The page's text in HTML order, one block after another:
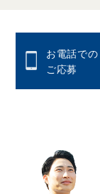
お電話での
ご応募